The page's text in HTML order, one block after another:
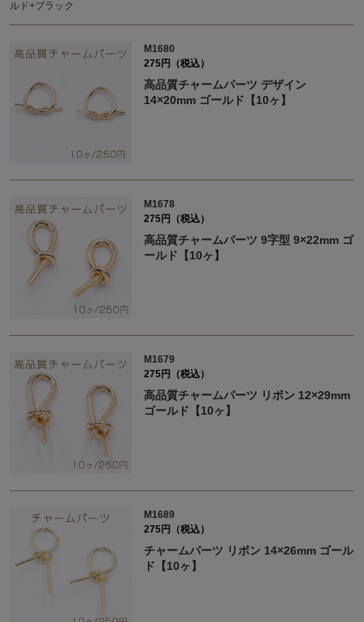
ルド+ブラック
M1680
275円（税込）
高品質チャームパーツ デザイン
14×20mm ゴールド【10ヶ】
M1678
275円（税込）
高品質チャームパーツ 9字型 9×22mm ゴ
ールド【10ヶ】
M1679
275円（税込）
高品質チャームパーツ リボン 12×29mm
ゴールド【10ヶ】
M1689
275円（税込）
チャームパーツ リボン 14×26mm ゴール
ド【10ヶ】